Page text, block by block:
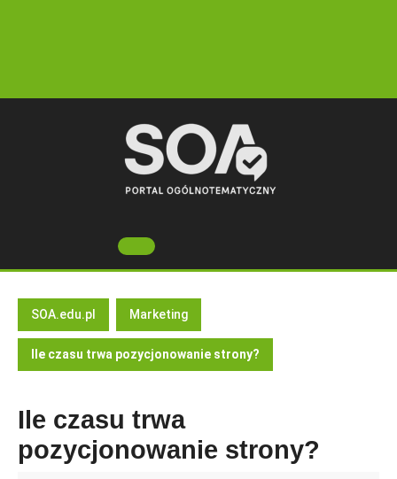
Open
Button
SOA.edu.pl Marketing
Ile czasu trwa pozycjonowanie strony?
Ile czasu trwa
pozycjonowanie strony?